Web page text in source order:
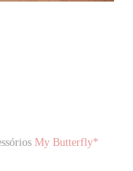
My Butterfly*